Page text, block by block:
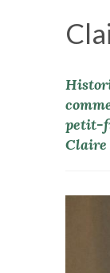
petit-
Claire